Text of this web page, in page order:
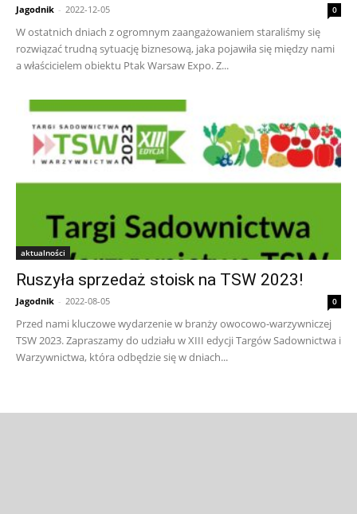
Jagodnik - 2022-12-05 0
W ostatnich dniach z ogromnym zaangażowaniem staraliśmy się
rozwiązać trudną sytuację biznesową, jaka pojawiła się między nami
a właścicielem obiektu Ptak Warsaw Expo. Z...
aktualności
Ruszyła sprzedaż stoisk na TSW 2023!
Jagodnik - 2022-08-05 0
Przed nami kluczowe wydarzenie w branży owocowo-warzywniczej
TSW 2023. Zapraszamy do udziału w XIII edycji Targów Sadownictwa i
Warzywnictwa, która odbędzie się w dniach...